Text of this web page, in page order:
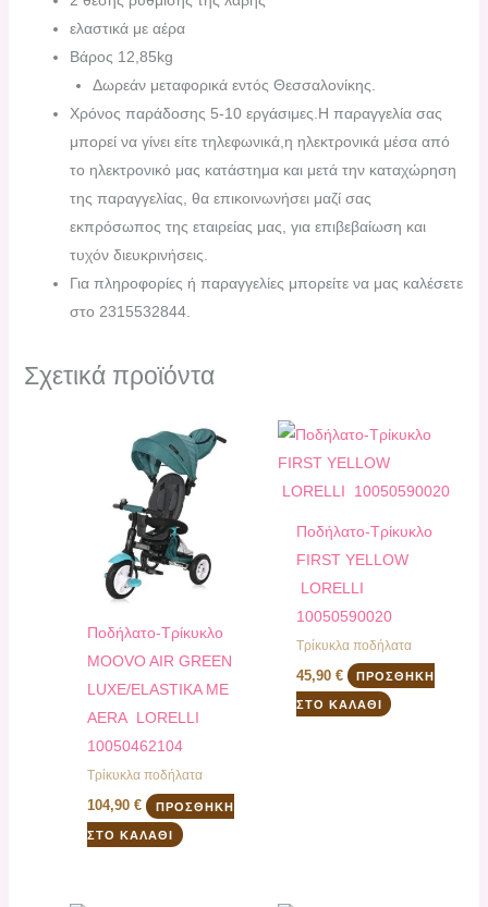
ελαστικά με αέρα
Βάρος 12,85kg
Δωρεάν μεταφορικά εντός Θεσσαλονίκης.
Χρόνος παράδοσης 5-10 εργάσιμες.H παραγγελία σας
μπορεί να γίνει είτε τηλεφωνικά,η ηλεκτρονικά μέσα από
το ηλεκτρονικό μας κατάστημα και μετά την καταχώρηση
της παραγγελίας, θα επικοινωνήσει μαζί σας
εκπρόσωπος της εταιρείας μας, για επιβεβαίωση και
τυχόν διευκρινήσεις.
Για πληροφορίες ή παραγγελίες μπορείτε να μας καλέσετε
στο 2315532844.
Σχετικά προϊόντα
Ποδήλατο-Τρίκυκλο
MOOVO AIR GREEN
LUXE/ELASTIKA ME
AERA LORELLI
10050462104
Τρίκυκλα ποδήλατα
104,90€ ΠΡΟΣΘΉΚΗ
ΣΤΟ ΚΑΛΆΘΙ
Ποδήλατο-Τρίκυκλο
FIRST YELLOW
LORELLI
10050590020
Τρίκυκλα ποδήλατα
45,90 € ΠΡΟΣΘΉΚΗ
ΣΤΟ ΚΑΛΆΘΙ